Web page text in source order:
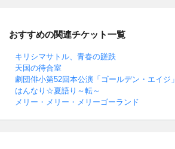
おすすめの関連チケット一覧
キリシマサトル、青春の蹉跌
天国の待合室
劇団俳小第52回本公演「ゴールデン・エイジ」
はんなり☆夏語り～転～
メリー・メリー・メリーゴーランド